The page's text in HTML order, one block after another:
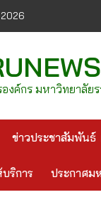
งค์กร มหาวิทยาลัย
ข่าวประชาสัมพันธ์
ริการ ประกาศม